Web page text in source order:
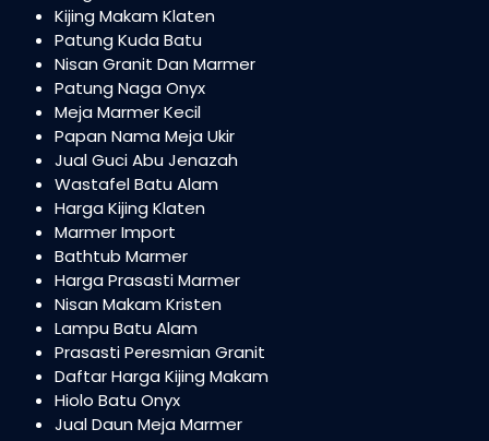
Kijing Makam Klaten
Patung Kuda Batu
Nisan Granit Dan Marmer
Patung Naga Onyx
Meja Marmer Kecil
Papan Nama Meja Ukir
Jual Guci Abu Jenazah
Wastafel Batu Alam
Harga Kijing Klaten
Marmer Import
Bathtub Marmer
Harga Prasasti Marmer
Nisan Makam Kristen
Lampu Batu Alam
Prasasti Peresmian Granit
Daftar Harga Kijing Makam
Hiolo Batu Onyx
Jual Daun Meja Marmer